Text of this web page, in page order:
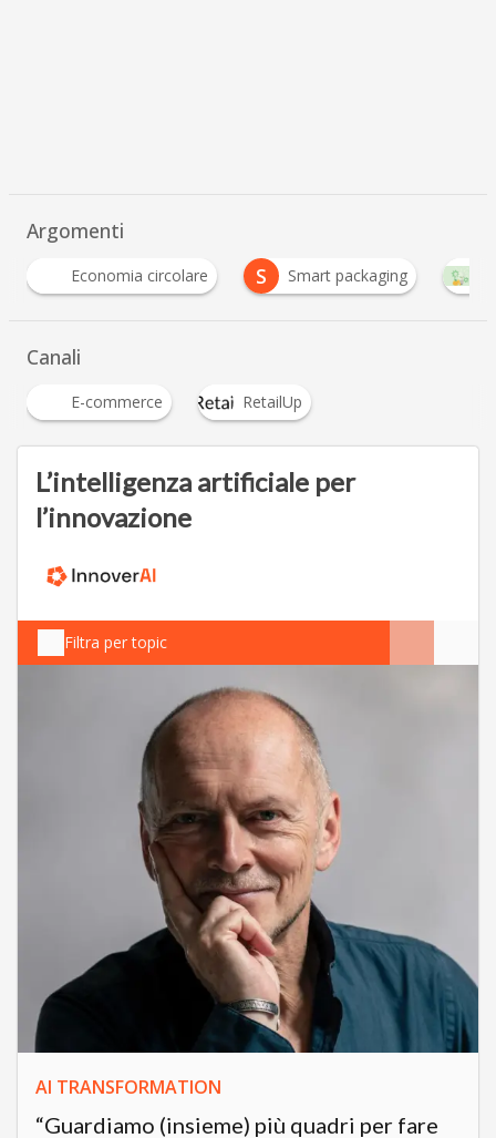
Argomenti
S Smart packaging Sostenibilità - ESG
Canali
E-commerce RetailUp
L’intelligenza artificiale per
l’innovazione
Filtra per topic
AI TRANSFORMATION
“Guardiamo (insieme) più quadri per fare